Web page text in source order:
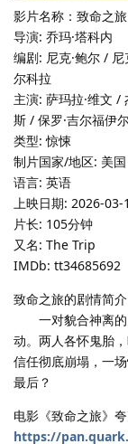
影片名称：致命之
导演: 乔玛·塔科内
编剧: 尼克·鲍尔 /
尔科拉
主演: 萨玛拉·维文 /
斯 / 保罗·吉尔福伊
类型: 惊悚
制片国家/地区: 美国
语言: 英语
上映日期: 2026-03-
片长: 105分钟
又名: The Trip
IMDb: tt34685692
致命之旅的剧情简介 ·
一对貌合神离的
动。两人各怀鬼胎
信任彻底崩塌，一
最后？
电影《致命之旅》
https://